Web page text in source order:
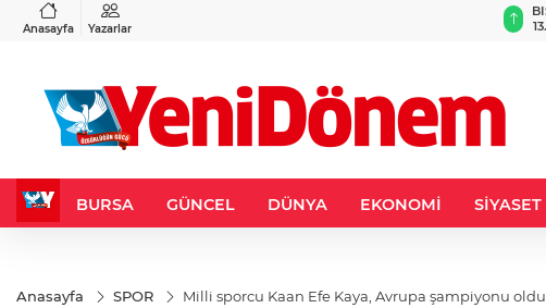
Anasayfa Yazarlar
VND
0,0018%0,16
BURSA GÜNCEL DÜNYA EKONOMİ SİYASET
Anasayfa SPOR Milli sporcu Kaan Efe Kaya, Avrupa şampiyonu oldu